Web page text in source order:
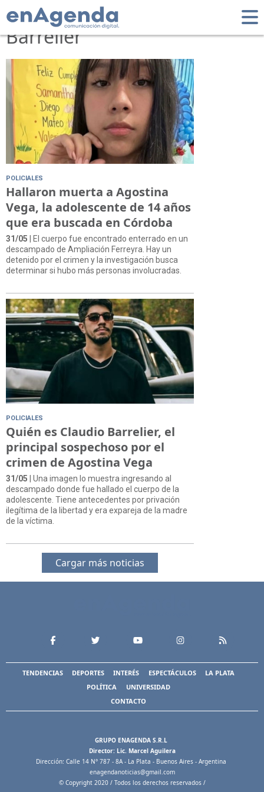
Tag: Claudio
Barrelier
POLICIALES
Hallaron muerta a Agostina
Vega, la adolescente de 14 años
que era buscada en Córdoba
31/05 | El cuerpo fue encontrado enterrado en un
descampado de Ampliación Ferreyra. Hay un
detenido por el crimen y la investigación busca
determinar si hubo más personas involucradas.
POLICIALES
Quién es Claudio Barrelier, el
principal sospechoso por el
crimen de Agostina Vega
31/05 | Una imagen lo muestra ingresando al
descampado donde fue hallado el cuerpo de la
adolescente. Tiene antecedentes por privación
ilegítima de la libertad y era expareja de la madre
de la víctima.
Cargar más noticias
TENDENCIAS DEPORTES INTERÉS ESPECTÁCULOS
LA PLATA
POLÍTICA
UNIVERSIDAD
CONTACTO
GRUPO ENAGENDA S.R.L
Director: Lic. Marcel Aguilera
Dirección: Calle 14 N° 787 - 8A - La Plata - Buenos Aires - Argentina
enagendanoticias@gmail.com
© Copyright 2020 / Todos los derechos reservados /